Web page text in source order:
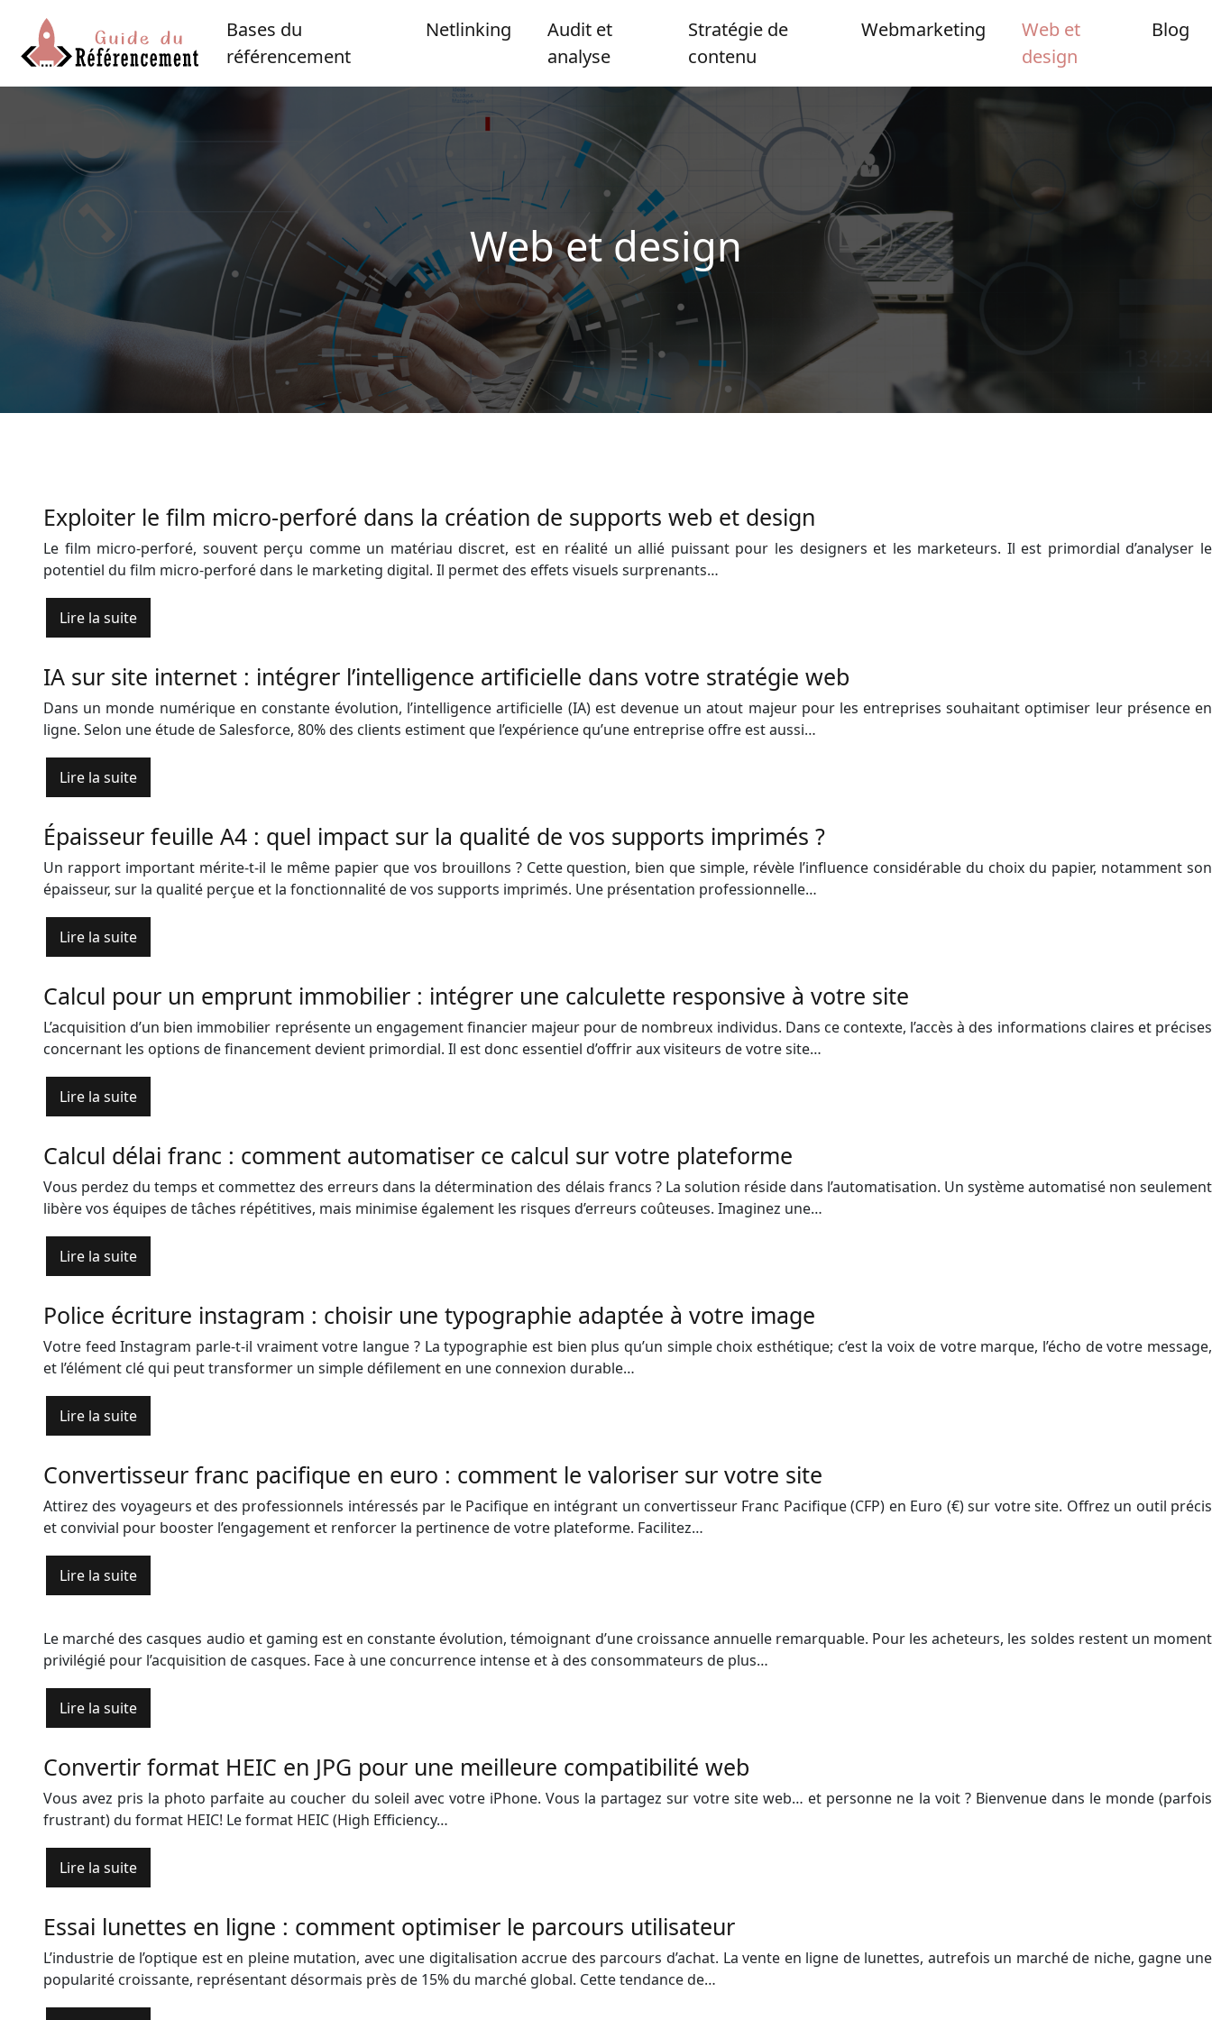
Bases du
référencement
Netlinking
Audit et
analyse
Stratégie de
contenu
Webmarketing
Web et
design
Blog
Web et design
Exploiter le film micro-perforé dans la création de supports web et design
Le film micro-perforé, souvent perçu comme un matériau discret, est en réalité un allié puissant pour les designers et les marketeurs. Il est primordial d’analyser le
potentiel du film micro-perforé dans le marketing digital. Il permet des effets visuels surprenants…
Lire la suite
IA sur site internet : intégrer l’intelligence artificielle dans votre stratégie web
Dans un monde numérique en constante évolution, l’intelligence artificielle (IA) est devenue un atout majeur pour les entreprises souhaitant optimiser leur présence en
ligne. Selon une étude de Salesforce, 80% des clients estiment que l’expérience qu’une entreprise offre est aussi…
Lire la suite
Épaisseur feuille A4 : quel impact sur la qualité de vos supports imprimés ?
Un rapport important mérite-t-il le même papier que vos brouillons ? Cette question, bien que simple, révèle l’influence considérable du choix du papier, notamment son
épaisseur, sur la qualité perçue et la fonctionnalité de vos supports imprimés. Une présentation professionnelle…
Lire la suite
Calcul pour un emprunt immobilier : intégrer une calculette responsive à votre site
L’acquisition d’un bien immobilier représente un engagement financier majeur pour de nombreux individus. Dans ce contexte, l’accès à des informations claires et précises
concernant les options de financement devient primordial. Il est donc essentiel d’offrir aux visiteurs de votre site…
Lire la suite
Calcul délai franc : comment automatiser ce calcul sur votre plateforme
Vous perdez du temps et commettez des erreurs dans la détermination des délais francs ? La solution réside dans l’automatisation. Un système automatisé non seulement
libère vos équipes de tâches répétitives, mais minimise également les risques d’erreurs coûteuses. Imaginez une…
Lire la suite
Police écriture instagram : choisir une typographie adaptée à votre image
Votre feed Instagram parle-t-il vraiment votre langue ? La typographie est bien plus qu’un simple choix esthétique; c’est la voix de votre marque, l’écho de votre message,
et l’élément clé qui peut transformer un simple défilement en une connexion durable…
Lire la suite
Convertisseur franc pacifique en euro : comment le valoriser sur votre site
Attirez des voyageurs et des professionnels intéressés par le Pacifique en intégrant un convertisseur Franc Pacifique (CFP) en Euro (€) sur votre site. Offrez un outil précis
et convivial pour booster l’engagement et renforcer la pertinence de votre plateforme. Facilitez…
Lire la suite
Le marché des casques audio et gaming est en constante évolution, témoignant d’une croissance annuelle remarquable. Pour les acheteurs, les soldes restent un moment
privilégié pour l’acquisition de casques. Face à une concurrence intense et à des consommateurs de plus…
Lire la suite
Convertir format HEIC en JPG pour une meilleure compatibilité web
Vous avez pris la photo parfaite au coucher du soleil avec votre iPhone. Vous la partagez sur votre site web… et personne ne la voit ? Bienvenue dans le monde (parfois
frustrant) du format HEIC! Le format HEIC (High Efficiency…
Lire la suite
Essai lunettes en ligne : comment optimiser le parcours utilisateur
L’industrie de l’optique est en pleine mutation, avec une digitalisation accrue des parcours d’achat. La vente en ligne de lunettes, autrefois un marché de niche, gagne une
popularité croissante, représentant désormais près de 15% du marché global. Cette tendance de…